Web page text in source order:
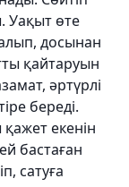
Уақыт өте
досынан
қайтаруын
әртүрлі
береді.
екенін
бастаған
сатуға